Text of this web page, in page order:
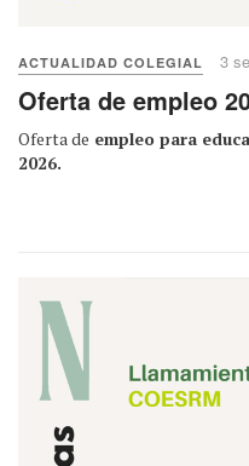
ACTUALIDAD COLEGIAL 3
Oferta de empleo
Oferta de empleo para
2026.